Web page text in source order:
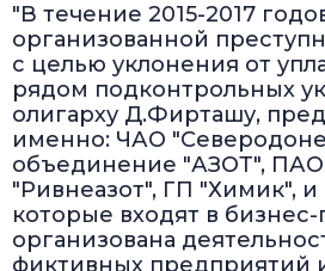
"В течение 2015-2017
организованной
с целью уклонения от
рядом подконтрольных
олигарху Д.Фирташу,
именно: ЧАО
объединение "АЗОТ",
"Ривнеазот", ГП "Химик",
которые входят в бизнес-
организована
фиктивных предприятий